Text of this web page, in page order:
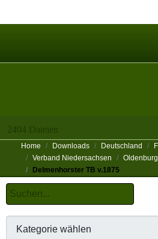
2404 Dateien
Home Downloads Deutschland
Verband Niedersachsen
Delmenhorster TB v.1875